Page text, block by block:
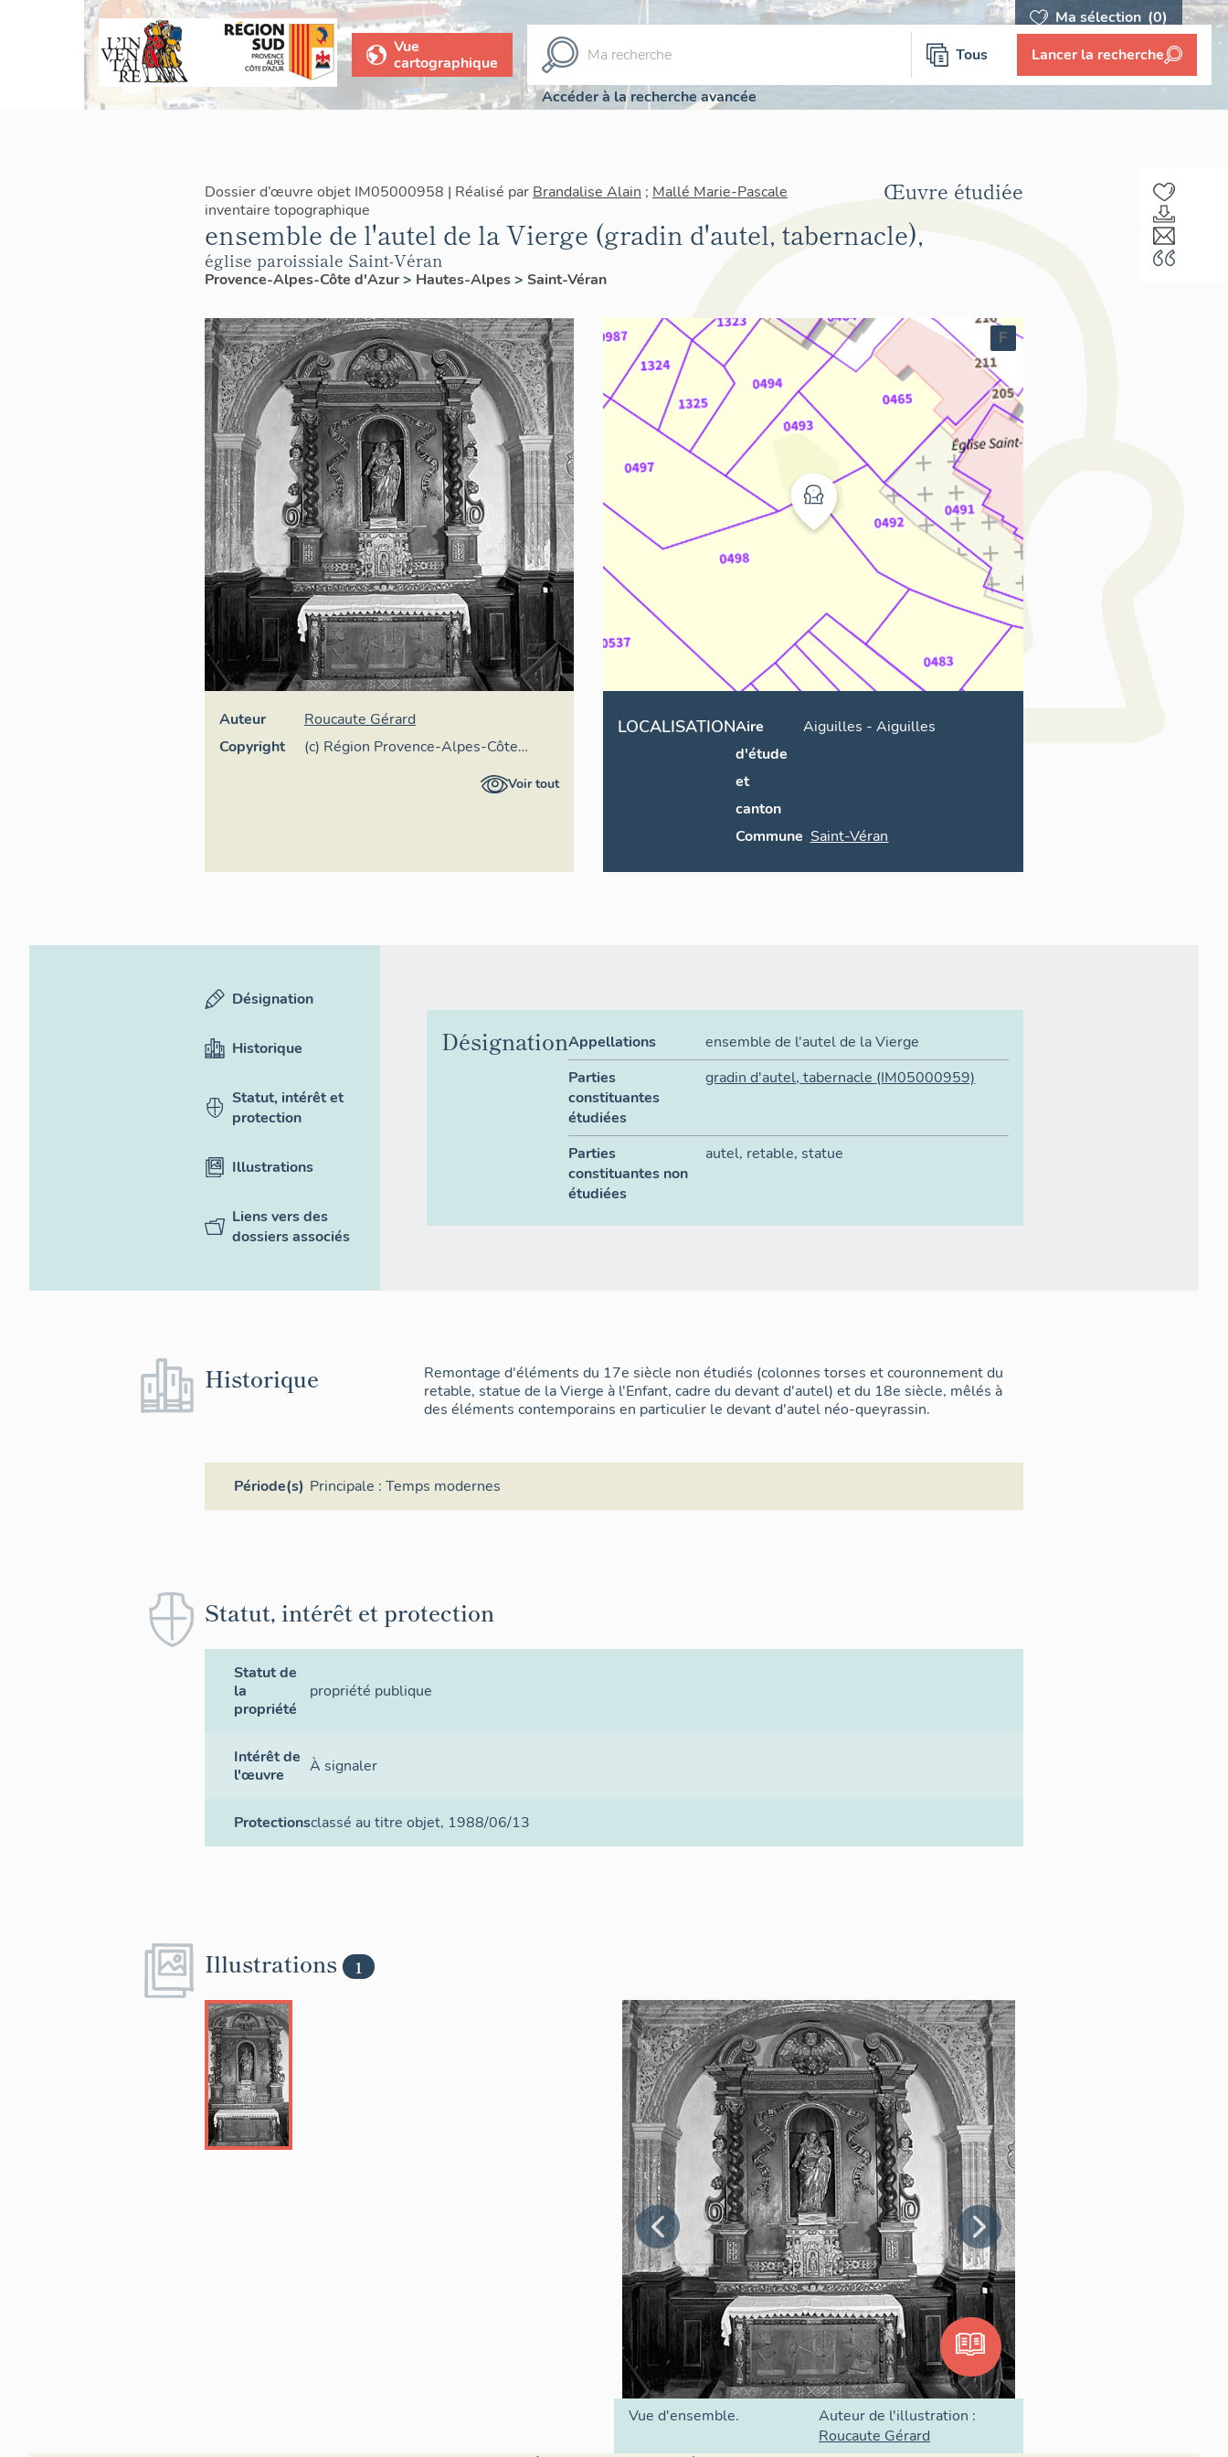
Ma sélection (0)
Vue
cartographique
Tous Lancer la recherche
Accéder à la recherche avancée
Dossier d’œuvre objet IM05000958 | Réalisé par Brandalise Alain ; Mallé Marie-Pascale
inventaire topographique
ensemble de l'autel de la Vierge (gradin d'autel, tabernacle),
église paroissiale Saint-Véran
Provence-Alpes-Côte d'Azur> Hautes-Alpes> Saint-Véran
Œuvre étudiée
Auteur
Roucaute Gérard
Copyright
(c) Région Provence-Alpes-Côte
Voir tout
F
LOCALISATIONAire
d'étude
et
canton
Aiguilles -Aiguilles
Commune Saint-Véran
Désignation
Historique
Statut, intérêt et
protection
Illustrations
Liens vers des
dossiers associés
DésignationAppellations
ensemble de l'autel de la Vierge
Parties
constituantes
étudiées
gradin d'autel,tabernacle (IM05000959)
Parties
constituantes non
étudiées
autel, retable, statue
Historique
Remontage d'éléments du 17e siècle non étudiés (colonnes torses et couronnement du
retable, statue de la Vierge à l'Enfant, cadre du devant d'autel) et du 18e siècle, mêlés à
des éléments contemporains en particulier le devant d'autel néo-queyrassin.
Période(s) Principale :Temps modernes
Statut, intérêt et protection
Statut de
la
propriété
propriété publique
Intérêt de
l'œuvre
À signaler
Protectionsclassé au titre objet, 1988/06/13
Illustrations 1
Vue d'ensemble.
Auteur de l'illustration :
Roucaute Gérard